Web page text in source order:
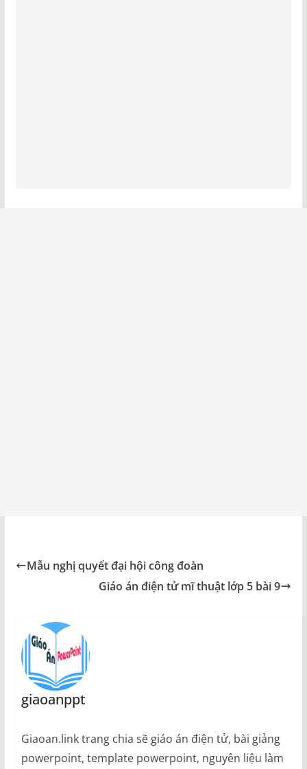
Mẫu nghị quyết đại hội công đoàn
Giáo án điện tử mĩ thuật lớp 5 bài 9
giaoanppt
Giaoan.link trang chia sẽ giáo án điện tử, bài giảng
powerpoint, template powerpoint, nguyên liệu làm